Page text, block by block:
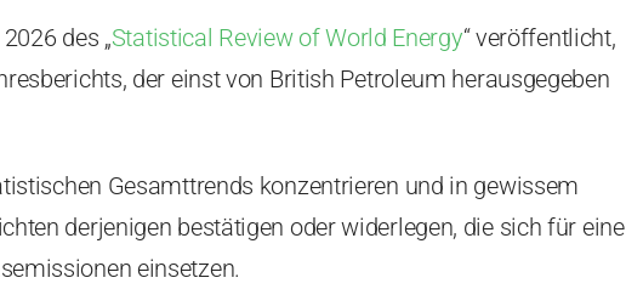
des „Statistical Review of World Energy“ veröffentlicht,
der einst von British Petroleum herausgegeben
Gesamttrends konzentrieren und in gewissem
derjenigen bestätigen oder widerlegen, die sich für eine
einsetzen.